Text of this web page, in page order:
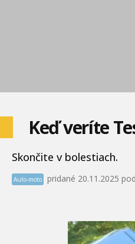
Keď veríte
Skončite v bolestiach.
Auto-moto pridané 20.11.2025